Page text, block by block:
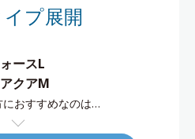
プ展開
ースL
クアM
におすすめなのは…